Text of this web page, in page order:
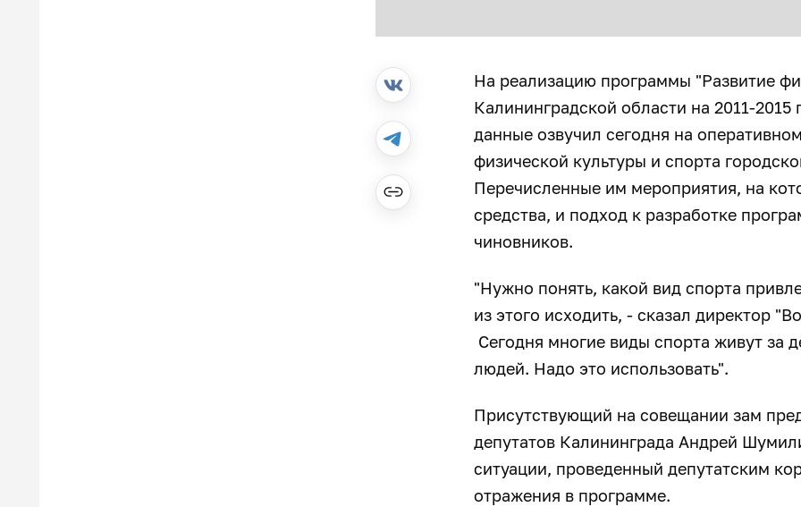
На реализацию программы "Развитие
Калининградской области на 2011-
данные озвучил сегодня на
физической культуры и спорта
Перечисленные им мероприятия, на
средства, и подход к разработке
чиновников.
"Нужно понять, какой вид спорта
из этого исходить, - сказал директор
Сегодня многие виды спорта живут за
людей. Надо это использовать".
Присутствующий на совещании зам
депутатов Калининграда Андрей
ситуации, проведенный депутатским
отражения в программе.